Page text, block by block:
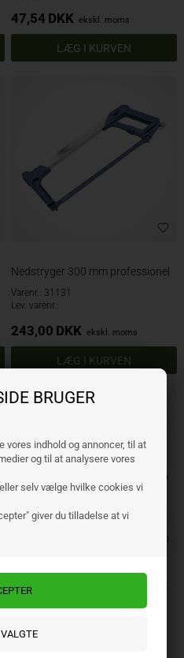
BRUGER
vores indhold og annoncer, til at
og til at analysere vores
selv vælge hvilke cookies vi
giver du tilladelse at vi
47,54 DKK ekskl. moms
Nedstryger 300 mm professionel
Varenr.: 31131
Lev. varenr.:
243,00 DKK ekskl. moms
Filesæt med 8 stk. dobbeltskåret
file
Lev. varenr.: